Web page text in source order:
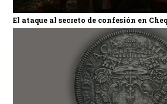
El ataque al secreto de confesión en